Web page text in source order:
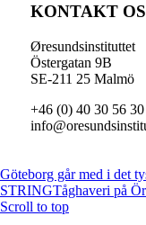
KONTAKT OS
Øresundsinstituttet
Östergatan 9B
SE-211 25 Malmö
+46 (0) 40 30 56 30
Göteborg går med i det
STRINGTåghaveri på
Scroll to top